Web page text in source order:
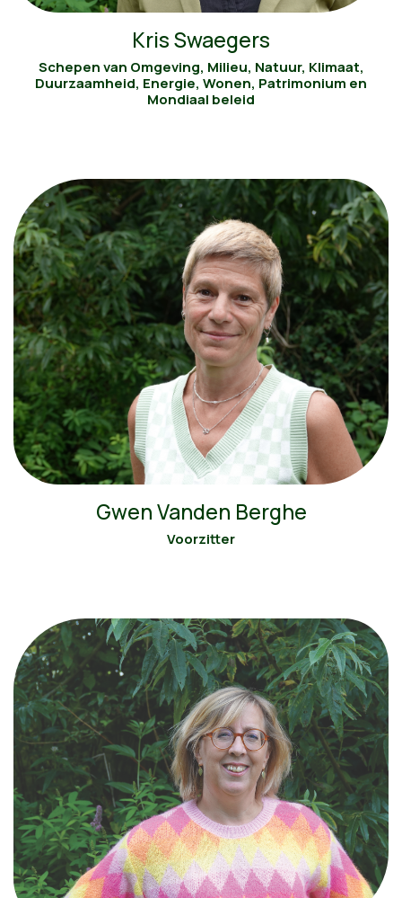
Kris Swaegers
Schepen van Omgeving, Milieu, Natuur, Klimaat,
Duurzaamheid, Energie, Wonen, Patrimonium en
Mondiaal beleid
Gwen Vanden Berghe
Voorzitter